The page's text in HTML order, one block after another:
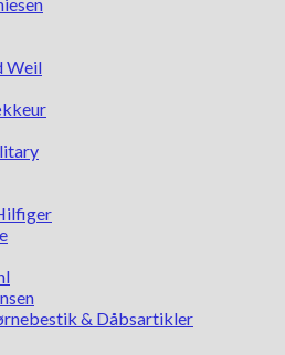
Weil
& Dåbsartikler